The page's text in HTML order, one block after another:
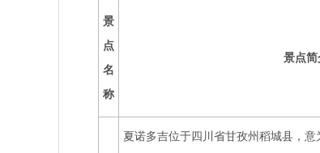
景
点
名
称
景点简
夏诺多吉位于四川省甘孜州稻城县，意